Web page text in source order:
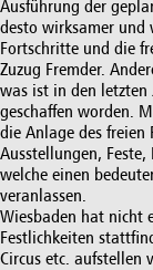
Ausführung der
desto wirksamer und
Fortschritte und die
Zuzug Fremder.
was ist in den letzten
geschaffen worden.
die Anlage des freien
Ausstellungen,
welche einen
veranlassen.
Wiesbaden hat nicht
Festlichkeiten
Circus etc. aufstellen